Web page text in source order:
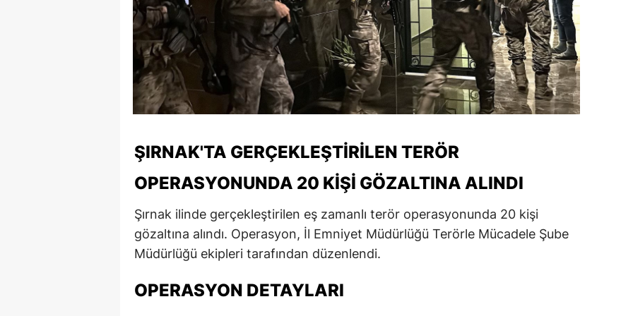
ŞIRNAK'TA GERÇEKLEŞTIRILEN TERÖR
OPERASYONUNDA 20 KIŞI GÖZALTINA ALINDI
Şırnak ilinde gerçekleştirilen eş zamanlı terör operasyonunda 20 kişi
gözaltına alındı. Operasyon, İl Emniyet Müdürlüğü Terörle Mücadele Şube
Müdürlüğü ekipleri tarafından düzenlendi.
OPERASYON DETAYLARI